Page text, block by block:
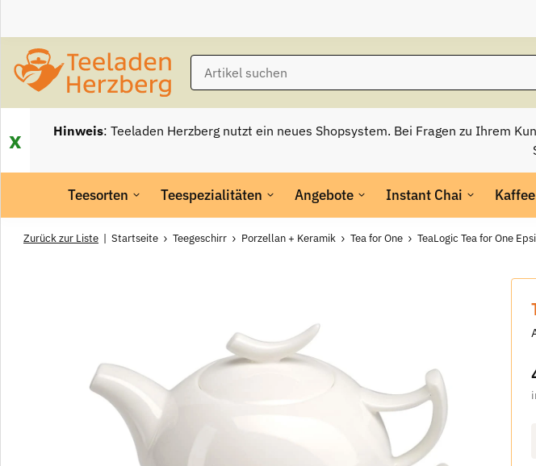
x Hinweis: Teeladen Herzberg nutzt ein neues Shopsystem. Bei Fragen zu Ihrem
Teesorten Teespezialitäten Angebote Instant Chai
Zurück zur Liste Startseite Teegeschirr Porzellan + Keramik Tea for One TeaLogic Tea for One